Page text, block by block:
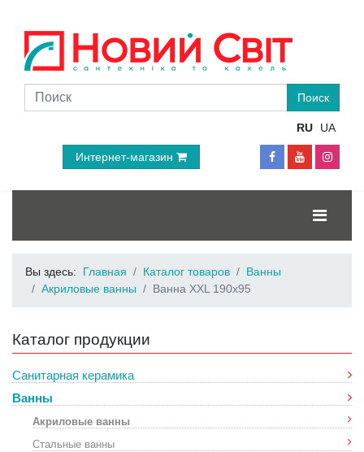
RU UA
Интернет-магазин
Вы здесь: Главная Каталог товаров
Ванны
Акриловые ванны
Ванна XXL 190x95
Каталог продукции
Санитарная керамика
Ванны
Акриловые ванны
Стальные ванны